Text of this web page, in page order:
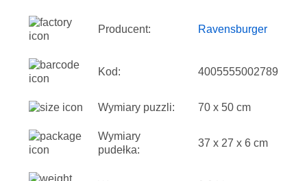
Producent: Ravensburger
Kod: 4005555002789
Wymiary puzzli: 70 x 50 cm
Wymiary
pudełka:
37 x 27 x 6 cm